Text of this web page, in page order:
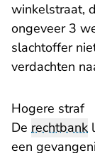
winkelstraat,
ongeveer 3
slachtoffer
verdachten
Hogere straf
De rechtbank
een